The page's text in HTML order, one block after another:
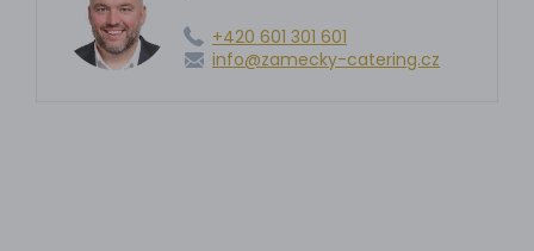
+420 601 301 601
info@zamecky-catering.cz